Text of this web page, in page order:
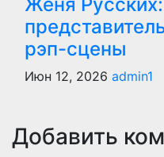
рэп-сцены
Июн 12, 2026 admin1
Добавить